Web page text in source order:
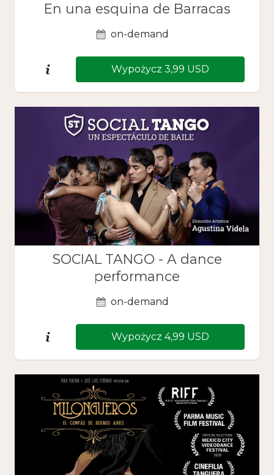
En una esquina de Barracas
on-demand
Wypożycz 3,99 USD
SOCIAL TANGO - A dance
performance
on-demand
Wypożycz 4,99 USD